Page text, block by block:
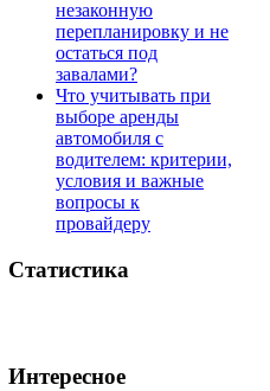
незаконную
перепланировку и не
остаться под
завалами?
Что учитывать при
выборе аренды
автомобиля с
водителем: критерии,
условия и важные
вопросы к
провайдеру
Статистика
Интересное